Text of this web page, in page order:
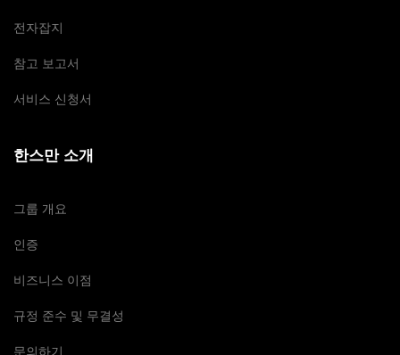
전자잡지
참고 보고서
서비스 신청서
한스만 소개
그룹 개요
인증
비즈니스 이점
규정 준수 및 무결성
문의하기